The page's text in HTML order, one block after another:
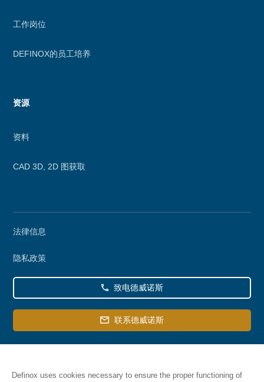
工作岗位
DEFINOX的员工培养
资源
资料
CAD 3D, 2D 图获取
Secondary
法律信息
隐私政策
致电德威诺斯
联系德威诺斯
Definox uses cookies necessary to ensure the proper functioning of